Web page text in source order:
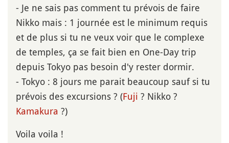
- Je ne sais pas comment tu prévois de faire
Nikko mais : 1 journée est le minimum requis
et de plus si tu ne veux voir que le complexe
de temples, ça se fait bien en One-Day trip
depuis Tokyo pas besoin d'y rester dormir.
- Tokyo : 8 jours me parait beaucoup sauf si tu
prévois des excursions ? (Fuji ? Nikko ?
Kamakura ?)
Voila voila !